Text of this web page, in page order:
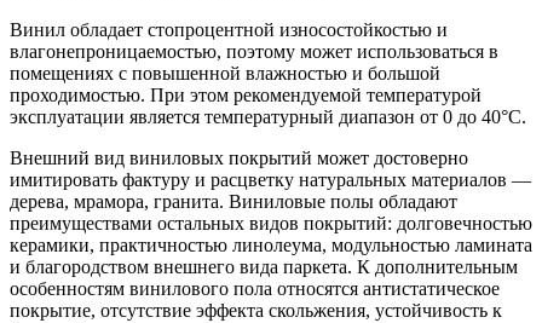
Винил обладает стопроцентной износостойкостью и
влагонепроницаемостью, поэтому может использоваться в
помещениях с повышенной влажностью и большой
проходимостью. При этом рекомендуемой температурой
эксплуатации является температурный диапазон от 0 до 40°С.
Внешний вид виниловых покрытий может достоверно
имитировать фактуру и расцветку натуральных материалов —
дерева, мрамора, гранита. Виниловые полы обладают
преимуществами остальных видов покрытий: долговечностью
керамики, практичностью линолеума, модульностью ламината
и благородством внешнего вида паркета. К дополнительным
особенностям винилового пола относятся антистатическое
покрытие, отсутствие эффекта скольжения, устойчивость к